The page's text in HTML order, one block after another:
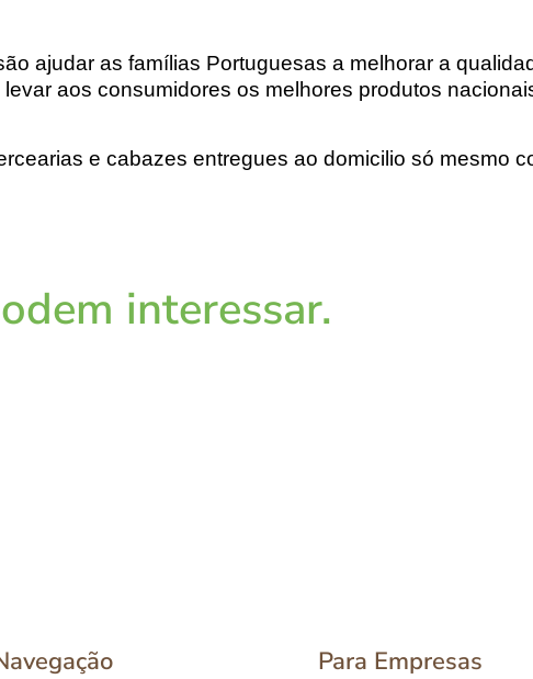
ajudar as famílias Portuguesas a melhorar a
aos consumidores os melhores produtos
e cabazes entregues ao domicilio só mesmo
interessar.
Para Empresas